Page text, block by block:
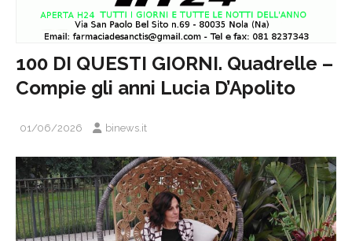
100 DI QUESTI GIORNI. Quadrelle –
Compie gli anni Lucia D’Apolito
01/06/2026 binews.it